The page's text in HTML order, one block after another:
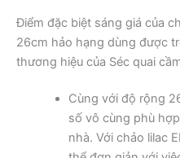
Điểm đặc biệt sáng giá của
26cm hảo hạng dùng được
thương hiệu của Séc quai
Cùng với độ rộng
số vô cùng phù
nhà. Với chảo lilac